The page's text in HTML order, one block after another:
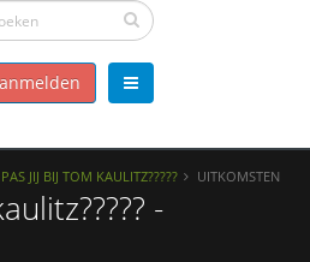
PAS JIJ BIJ TOM KAULITZ????? UITKOMSTEN
-